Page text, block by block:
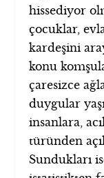
hissediyor
çocuklar,
kardeşini
konu
çaresizce
duygular
insanlara,
türünden
Sundukları